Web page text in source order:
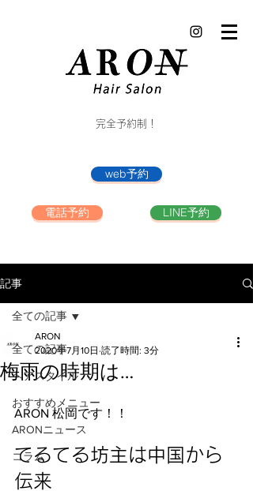
完全予約制！
web予約
電話予約 LINE予約
記事
全ての記事
ヘアスタイル
おすすめメニュー
ARONニュース
コラム
全ての記事
梅雨の時期は…
ARON
2020年7月10日 読了時間: 3分
ARON 松岡です！！
てるてる坊主は中国から
伝来